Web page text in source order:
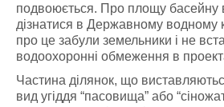
подвоюється. Про площу басейну
дізнатися в Державному водному
про це забули земельники і не
водоохоронні обмеження в
Частина ділянок, що
вид угіддя “пасовища” або